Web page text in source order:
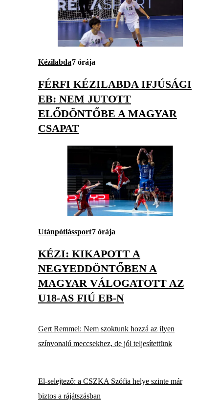
Kézilabda7 órája
FÉRFI KÉZILABDA IFJÚSÁGI
EB: NEM JUTOTT
ELŐDÖNTŐBE A MAGYAR
CSAPAT
Utánpótlássport7 órája
KÉZI: KIKAPOTT A
NEGYEDDÖNTŐBEN A
MAGYAR VÁLOGATOTT AZ
U18-AS FIÚ EB-N
Gert Remmel: Nem szoktunk hozzá az ilyen
színvonalú meccsekhez, de jól teljesítettünk
El-selejtező: a CSZKA Szófia helye szinte már
biztos a rájátszásban